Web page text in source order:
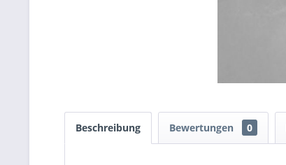
Beschreibung Bewertungen 0